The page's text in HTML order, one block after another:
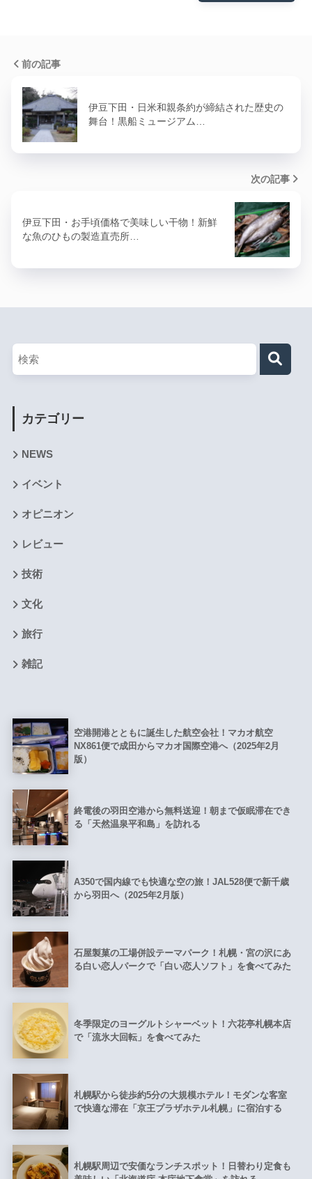
前の記事
伊豆下田・日米和親条約が締結された歴史の
舞台！黒船ミュージアム…
次の記事
伊豆下田・お手頃価格で美味しい干物！新鮮
な魚のひもの製造直売所…
カテゴリー
NEWS
イベント
オピニオン
レビュー
技術
文化
旅行
雑記
空港開港とともに誕生した航空会社！マカオ航空
NX861便で成田からマカオ国際空港へ（2025年2月
版）
終電後の羽田空港から無料送迎！朝まで仮眠滞在でき
る「天然温泉平和島」を訪れる
A350で国内線でも快適な空の旅！JAL528便で新千歳
から羽田へ（2025年2月版）
石屋製菓の工場併設テーマパーク！札幌・宮の沢にあ
る白い恋人パークで「白い恋人ソフト」を食べてみた
冬季限定のヨーグルトシャーベット！六花亭札幌本店
で「流氷大回転」を食べてみた
札幌駅から徒歩約5分の大規模ホテル！モダンな客室
で快適な滞在「京王プラザホテル札幌」に宿泊する
札幌駅周辺で安価なランチスポット！日替わり定食も